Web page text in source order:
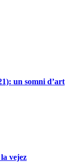
un somni d’art
vejez